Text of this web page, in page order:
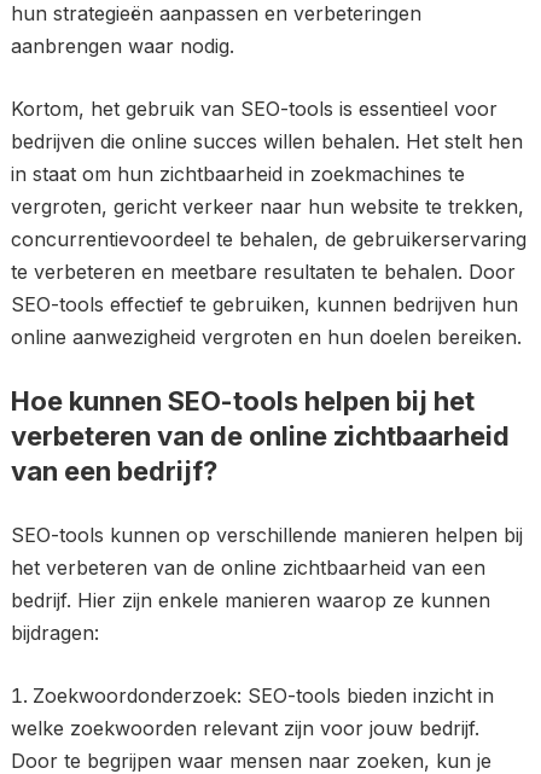
hun strategieën aanpassen en verbeteringen
aanbrengen waar nodig.
Kortom, het gebruik van SEO-tools is essentieel voor
bedrijven die online succes willen behalen. Het stelt hen
in staat om hun zichtbaarheid in zoekmachines te
vergroten, gericht verkeer naar hun website te trekken,
concurrentievoordeel te behalen, de gebruikerservaring
te verbeteren en meetbare resultaten te behalen. Door
SEO-tools effectief te gebruiken, kunnen bedrijven hun
online aanwezigheid vergroten en hun doelen bereiken.
Hoe kunnen SEO-tools helpen bij het
verbeteren van de online zichtbaarheid
van een bedrijf?
SEO-tools kunnen op verschillende manieren helpen bij
het verbeteren van de online zichtbaarheid van een
bedrijf. Hier zijn enkele manieren waarop ze kunnen
bijdragen:
Zoekwoordonderzoek: SEO-tools bieden inzicht in
welke zoekwoorden relevant zijn voor jouw bedrijf.
Door te begrijpen waar mensen naar zoeken, kun je